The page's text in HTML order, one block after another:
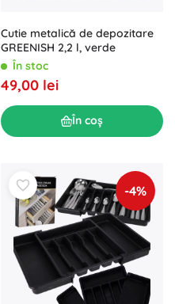
Cutie metalică de depozitare
GREENISH 2,2 l, verde
În stoc
49,00 lei
În coș
-4%